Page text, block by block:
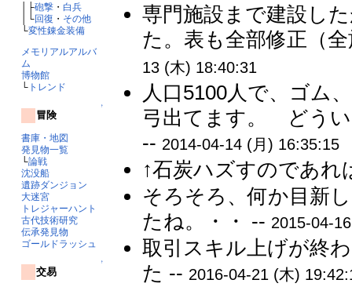
│├砲撃・ 白兵
│└回復 ・ その他
└変性錬金装備
メモリアルアルバ
ム
博物館
└トレンド
↑
冒険
書庫・地図
発見物一覧
└論戦
沈没船
遺跡ダンジョン
大迷宮
トレジャーハント
古代技術研究
伝承発見物
ゴールドラッシュ
↑
交易
専門施設まで建設し
た。表も全部修正（
13 (木) 18:40:31
人口5100人で、ゴム
弓出てます。 どうい
-- 2014-04-14 (月) 16:35:15
↑石炭ハズすのであ
そろそろ、何か目新
たね。・・ -- 2015-04-
取引スキル上げが終
た -- 2016-04-21 (木)